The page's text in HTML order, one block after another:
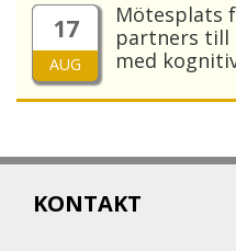
17
AUG
Mötesplats
partners till
med
KONTAKT